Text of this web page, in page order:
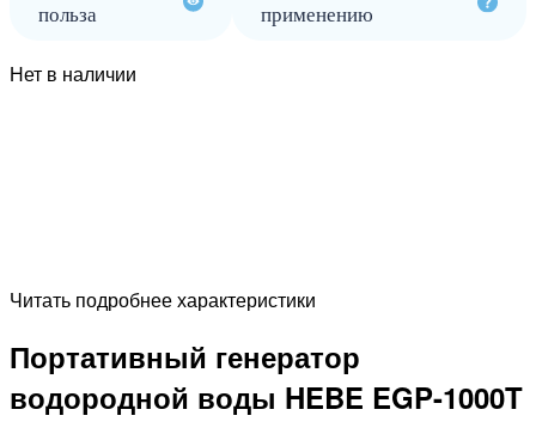
польза
применению
Нет в наличии
Читать подробнее характеристики
Портативный генератор
водородной воды HEBE EGP-1000T